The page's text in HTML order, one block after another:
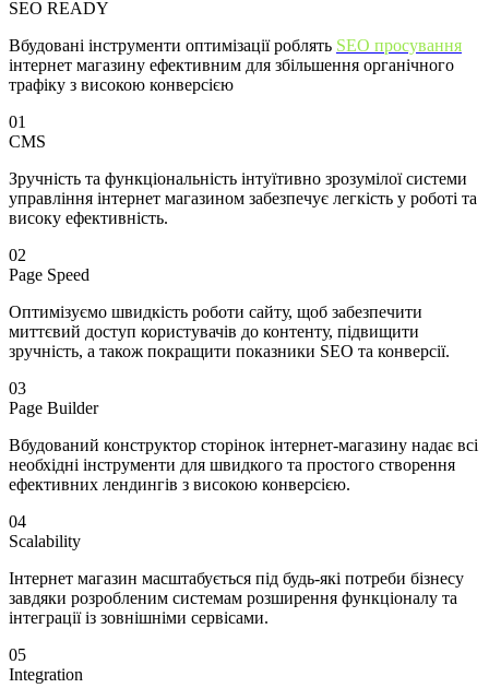
SEO READY
Вбудовані інструменти оптимізації роблять SEO просування
інтернет магазину ефективним для збільшення органічного
трафіку з високою конверсією
01
CMS
Зручність та функціональність інтуїтивно зрозумілої системи
управління інтернет магазином забезпечує легкість у роботі та
високу ефективність.
02
Page Speed
Оптимізуємо швидкість роботи сайту, щоб забезпечити
миттєвий доступ користувачів до контенту, підвищити
зручність, а також покращити показники SEO та конверсії.
03
Page Builder
Вбудований конструктор сторінок інтернет-магазину надає всі
необхідні інструменти для швидкого та простого створення
ефективних лендингів з високою конверсією.
04
Scalability
Інтернет магазин масштабується під будь-які потреби бізнесу
завдяки розробленим системам розширення функціоналу та
інтеграції із зовнішніми сервісами.
05
Integration